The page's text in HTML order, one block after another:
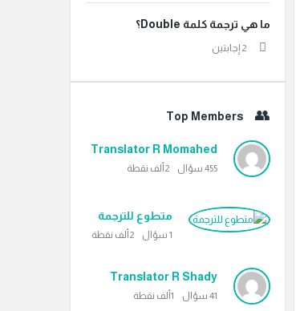
ما هي ترجمة كلمة Double؟
‫2 إجابتين
Top Members
Translator R Momahed
455 سؤال 2ألف نقطة
متطوع للترجمة
1 سؤال 2ألف نقطة
Translator R Shady
41 سؤال 1ألف نقطة